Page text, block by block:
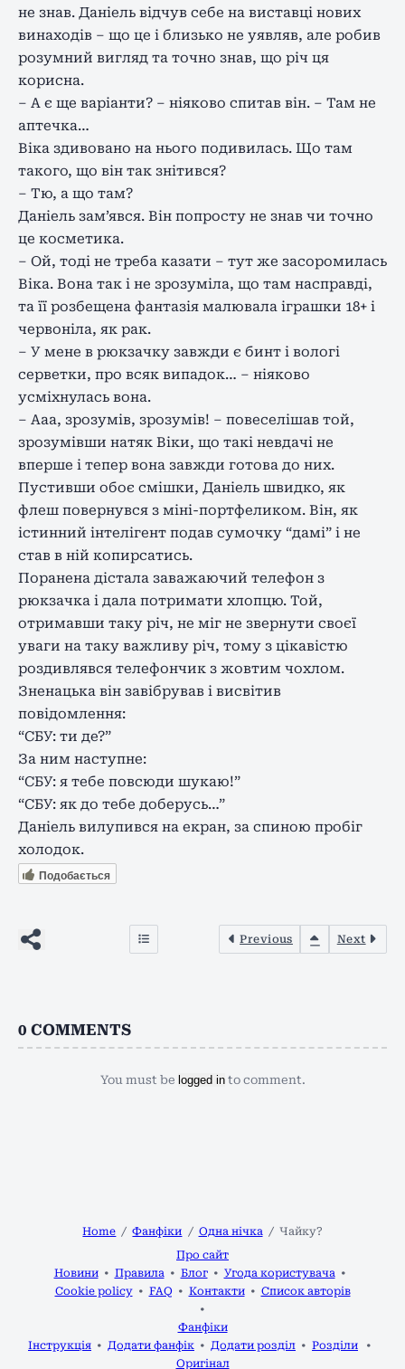
не знав. Даніель відчув себе на виставці нових
винаходів – що це і близько не уявляв, але робив
розумний вигляд та точно знав, що річ ця
корисна.
– А є ще варіанти? – ніяково спитав він. – Там не
аптечка…
Віка здивовано на нього подивилась. Що там
такого, що він так знітився?
– Тю, а що там?
Даніель зам’явся. Він попросту не знав чи точно
це косметика.
– Ой, тоді не треба казати – тут же засоромилась
Віка. Вона так і не зрозуміла, що там насправді,
та її розбещена фантазія малювала іграшки 18+ і
червоніла, як рак.
– У мене в рюкзачку завжди є бинт і вологі
серветки, про всяк випадок… – ніяково
усміхнулась вона.
– Ааа, зрозумів, зрозумів! – повеселішав той,
зрозумівши натяк Віки, що такі невдачі не
вперше і тепер вона завжди готова до них.
Пустивши обоє смішки, Даніель швидко, як
флеш повернувся з міні-портфеликом. Він, як
істинний інтелігент подав сумочку “дамі” і не
став в ній копирсатись.
Поранена дістала заважаючий телефон з
рюкзачка і дала потримати хлопцю. Той,
отримавши таку річ, не міг не звернути своєї
уваги на таку важливу річ, тому з цікавістю
роздивлявся телефончик з жовтим чохлом.
Зненацька він завібрував і висвітив
повідомлення:
“СБУ: ти де?”
За ним наступне:
“СБУ: я тебе повсюди шукаю!”
“СБУ: як до тебе доберусь…”
Даніель вилупився на екран, за спиною пробіг
холодок.
Подобається
Previous Next
0 COMMENTS
You must be logged into comment.
Home Фанфіки Одна нічка
Чайку?
Про сайт
Новини
Правила Блог
Угода користувача
Cookie policy
FAQ Контакти Список авторів
Фанфіки
Інструкція
Додати фанфік Додати розділ
Розділи
Оригінал